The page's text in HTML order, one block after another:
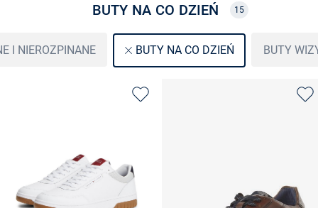
BUTY NA CO DZIEŃ 15
I NIEROZPINANE BUTY NA CO DZIEŃ BUTY